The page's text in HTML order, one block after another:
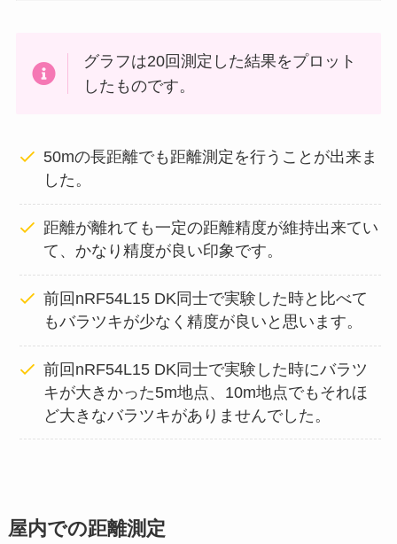
グラフは20回測定した結果をプロット
したものです。
50mの長距離でも距離測定を行うことが出来ま
した。
距離が離れても一定の距離精度が維持出来てい
て、かなり精度が良い印象です。
前回nRF54L15 DK同士で実験した時と比べて
もバラツキが少なく精度が良いと思います。
前回nRF54L15 DK同士で実験した時にバラツ
キが大きかった5m地点、10m地点でもそれほ
ど大きなバラツキがありませんでした。
屋内での距離測定